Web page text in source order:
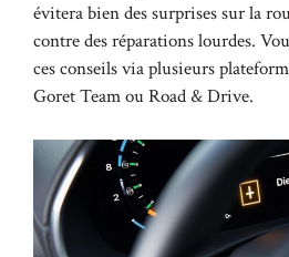
évitera bien des surprises sur la
contre des réparations lourdes.
ces conseils via plusieurs
Goret TeamouRoad & Drive.